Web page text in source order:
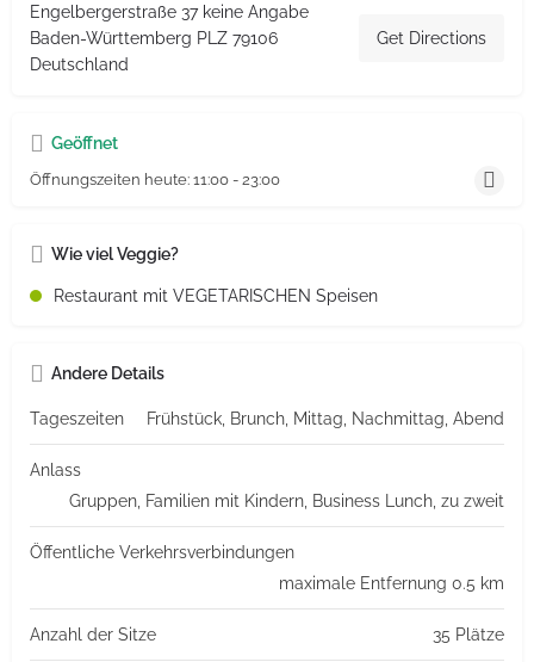
Engelbergerstraße 37 keine Angabe
Baden-Württemberg PLZ 79106
Deutschland
Get Directions
Geöffnet
Öffnungszeiten heute: 11:00 - 23:00
Wie viel Veggie?
Restaurant mit VEGETARISCHEN Speisen
Andere Details
Tageszeiten Frühstück, Brunch, Mittag, Nachmittag, Abend
Anlass
Gruppen, Familien mit Kindern, Business Lunch, zu zweit
Öffentliche Verkehrsverbindungen
maximale Entfernung 0.5 km
Anzahl der Sitze 35 Plätze